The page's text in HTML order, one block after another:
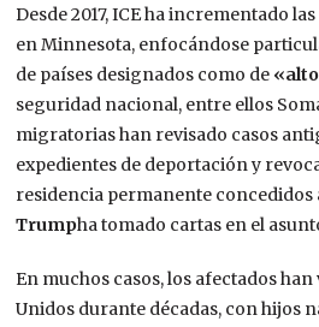
Desde 2017, ICE ha incrementado
en Minnesota, enfocándose
de países designados como de
seguridad nacional, entre ellos
migratorias han revisado casos
expedientes de deportación y
residencia permanente concedidos
Trumpha tomado cartas en el
En muchos casos, los afectados
Unidos durante décadas, con hijos